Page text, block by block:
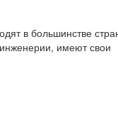
в большинстве
имеют свои